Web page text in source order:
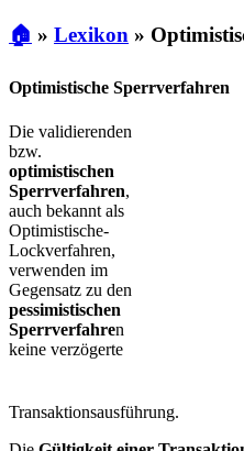
🏠 » Lexikon »
Optimistische Sperrverfahren
Die validierenden
bzw.
optimistischen
Sperrverfahren,
auch bekannt als
Optimistische-
Lockverfahren,
verwenden im
Gegensatz zu den
pessimistischen
Sperrverfahren
keine verzögerte
Transaktionsausführung.